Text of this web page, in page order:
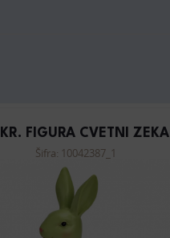
FIGURA CVETNI ZEKA
Šifra: 10042387_1